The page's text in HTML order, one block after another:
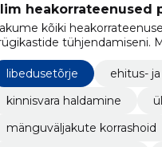
heakorrateenused
kõiki
tühjendamiseni.
ja
libedusetõrje
ehitus-
kinnisvara haldamine
mänguväljakute korrashoid